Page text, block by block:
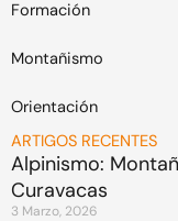
Formación
Montañismo
Orientación
ARTIGOS RECENTES
Alpinismo:
Curavacas
3 Marzo, 2026